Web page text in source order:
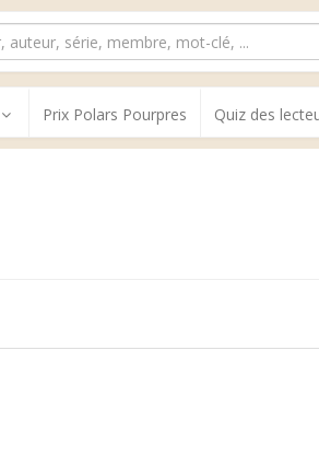
Prix Polars Pourpres Quiz des